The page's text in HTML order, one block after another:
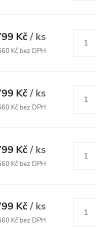
Kč/ ks
Kč bez DPH
Kč/ ks
Kč bez DPH
Kč/ ks
Kč bez DPH
Kč/ ks
Kč bez DPH